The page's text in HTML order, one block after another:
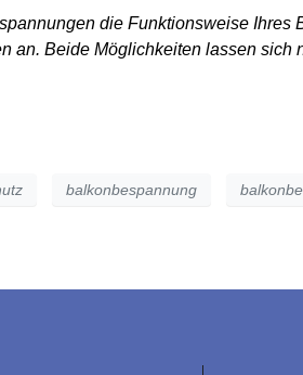
die Funktionsweise
an. Beide Möglichkeiten lassen sich
balkonbespannung